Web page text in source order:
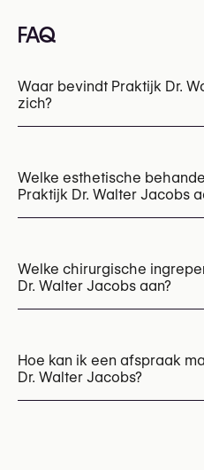
FAQ
Waar bevindt Praktijk Dr.
zich?
Welke esthetische
Praktijk Dr. Walter Jacobs
Welke chirurgische
Dr. Walter Jacobs aan?
Chirurgie bij huidkanker
Hoe kan ik een afspraak
Dr. Walter Jacobs?